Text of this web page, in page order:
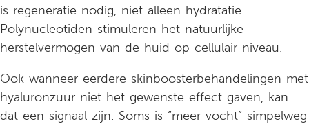
is regeneratie nodig, niet alleen hydratatie.
Polynucleotiden stimuleren het natuurlijke
herstelvermogen van de huid op cellulair niveau.
Ook wanneer eerdere skinboosterbehandelingen met
hyaluronzuur niet het gewenste effect gaven, kan
dat een signaal zijn. Soms is “meer vocht” simpelweg